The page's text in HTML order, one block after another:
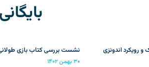
رویکرد اندونزی
نشست بررسی کتاب بازی
۳۰ بهمن ۱۴۰۲